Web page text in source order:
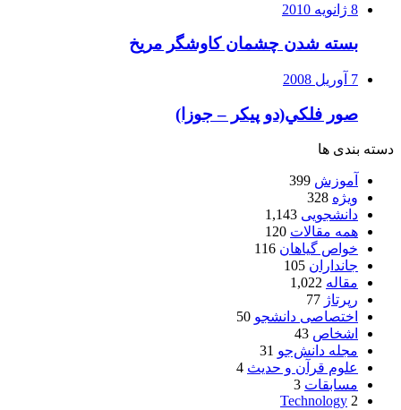
8 ژانویه 2010
بسته شدن چشمان کاوشگر مريخ
7 آوریل 2008
صور فلكي(دو پیکر – جوزا)
دسته بندی ها
آموزش 399
ویژه 328
دانشجویی 1,143
همه مقالات 120
خواص گیاهان 116
جانداران 105
مقاله 1,022
رپرتاژ 77
اختصاصی دانشجو 50
اشخاص 43
مجله دانش‌جو 31
علوم قرآن و حدیث 4
مسابقات 3
Technology 2